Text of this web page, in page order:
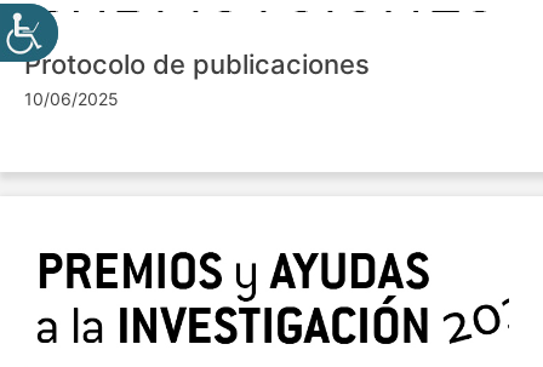
Protocolo de publicaciones
10/06/2025